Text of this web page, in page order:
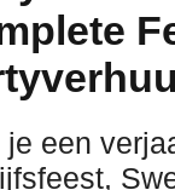
je een